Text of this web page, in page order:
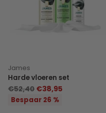
James
Harde vloeren set
Normale
prijs
€52,40 €38,95
Bespaar 26 %